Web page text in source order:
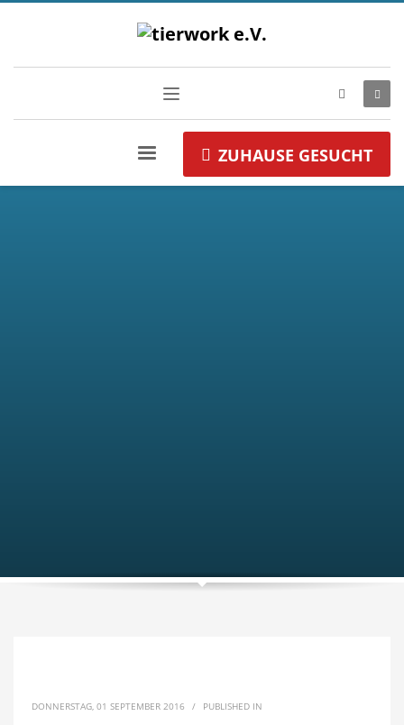
ZUHAUSE GESUCHT
DONNERSTAG, 01 SEPTEMBER 2016 / PUBLISHED IN